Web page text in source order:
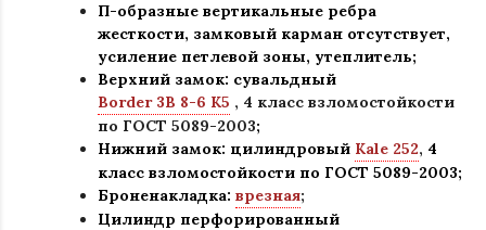
П-образные вертикальные ребра
жесткости, замковый карман отсутствует,
усиление петлевой зоны, утеплитель;
Верхний замок: сувальдный
Border 3B 8-6 K5 , 4 класс взломостойкости
по ГОСТ 5089-2003;
Нижний замок: цилиндровый Kale 252, 4
класс взломостойкости по ГОСТ 5089-2003;
Броненакладка: врезная;
Цилиндр перфорированный